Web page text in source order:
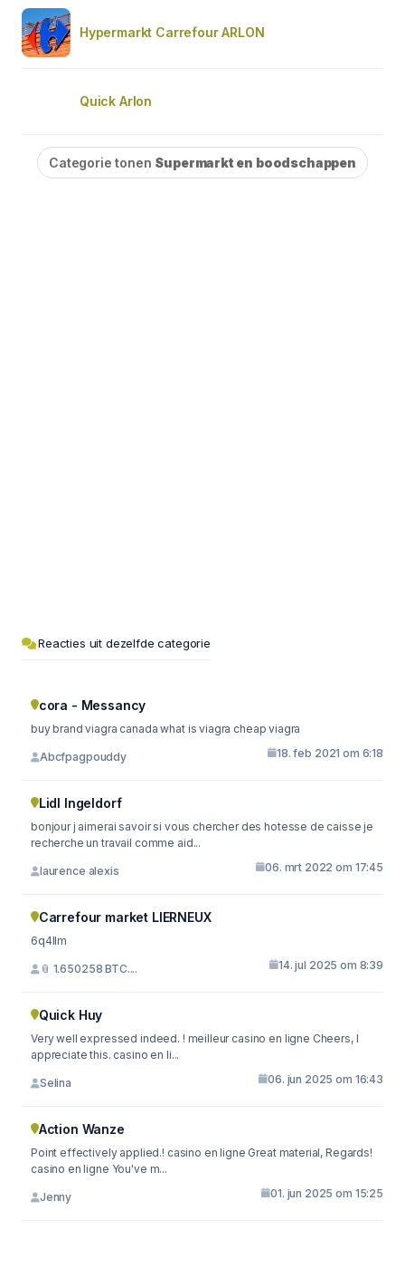
Hypermarkt Carrefour ARLON
Quick Arlon
Categorie tonen Supermarkt en boodschappen
Reacties uit dezelfde categorie
cora - Messancy
buy brand viagra canada what is viagra cheap viagra
Abcfpagpouddy 18. feb 2021 om 6:18
Lidl Ingeldorf
bonjour j aimerai savoir si vous chercher des hotesse de caisse je
recherche un travail comme aid...
laurence alexis 06. mrt 2022 om 17:45
Carrefour market LIERNEUX
6q4llm
📎 1.650258 BTC.... 14. jul 2025 om 8:39
Quick Huy
Very well expressed indeed. ! meilleur casino en ligne Cheers, I
appreciate this. casino en li...
Selina 06. jun 2025 om 16:43
Action Wanze
Point effectively applied.! casino en ligne Great material, Regards!
casino en ligne You've m...
Jenny 01. jun 2025 om 15:25